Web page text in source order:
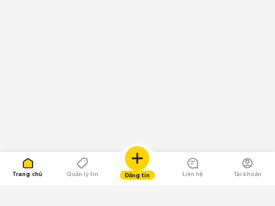
Trang chủ Quản lý tin Đăng tin Liên hệ Tài khoản